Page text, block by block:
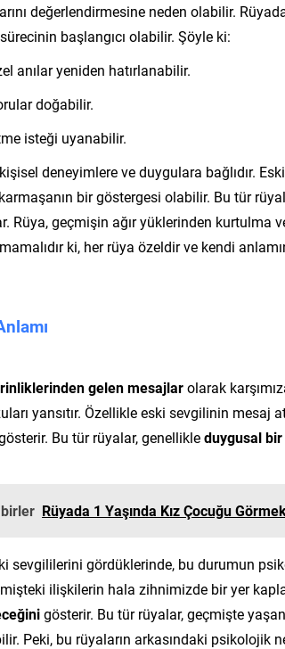
değerlendirmesine neden olabilir.
sürecinin başlangıcı olabilir. Şöyle ki:
anılar yeniden hatırlanabilir.
doğabilir.
isteği uyanabilir.
deneyimlere ve duygulara bağlıdır.
bir göstergesi olabilir. Bu tür
Rüya, geçmişin ağır yüklerinden kurtulma
ki, her rüya özeldir ve kendi
gelen mesajlarolarak
yansıtır. Özellikle eski sevgilinin mesaj
Bu tür rüyalar, genellikleduygusal
Rüyada 1 Yaşında Kız Çocuğu
sevgililerini gördüklerinde, bu durumun
ilişkilerin hala zihnimizde bir yer
gösterir. Bu tür rüyalar, geçmişte
Peki, bu rüyaların arkasındaki psikolojik